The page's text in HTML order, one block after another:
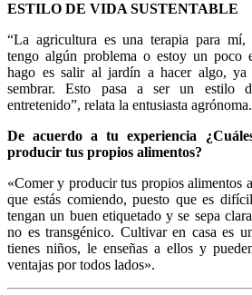
ESTILO DE VIDA SUSTENTABLE
“La agricultura es una terapia para
tengo algún problema o estoy un poco
hago es salir al jardín a hacer algo, ya
sembrar. Esto pasa a ser un estilo
entretenido”, relata la entusiasta agrónoma.
De acuerdo a tu experiencia
producir tus propios alimentos?
«Comer y producir tus propios alimentos
que estás comiendo, puesto que es
tengan un buen etiquetado y se sepa
no es transgénico. Cultivar en casa es
tienes niños, le enseñas a ellos y
ventajas por todos lados».